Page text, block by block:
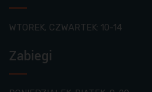
WTOREK, CZWARTEK: 10-14
Zabiegi